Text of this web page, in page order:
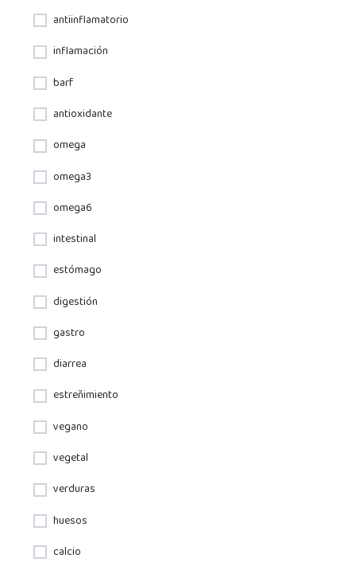
antiinflamatorio
inflamación
barf
antioxidante
omega
omega3
omega6
intestinal
estómago
digestión
gastro
diarrea
estreñimiento
vegano
vegetal
verduras
huesos
calcio